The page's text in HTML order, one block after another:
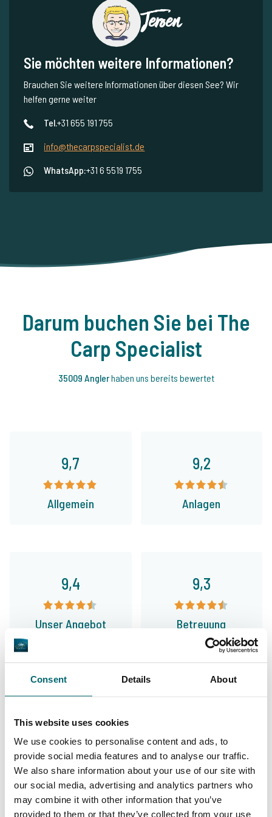
Consent Details About
This website uses cookies
We use cookies to personalise content and ads, to
provide social media features and to analyse our traffic.
We also share information about your use of our site with
our social media, advertising and analytics partners who
may combine it with other information that you’ve
provided to them or that they’ve collected from your use
Jeroen
Sie möchten weitere Informationen?
Brauchen Sie weitere Informationen über diesen See? Wir
helfen gerne weiter
Tel.+31 655 191 755
info@thecarpspecialist.de
WhatsApp:+31 6 5519 1755
Darum buchen Sie bei The
Carp Specialist
35009 Anglerhaben uns bereits bewertet
9,7
Allgemein
9,2
Anlagen
Von unseren Kunden
The Carp Specialist, nicht einfach nur ein
Name, sondern Programm. Dass dem so ist,
davon konnte ich mich selbst bereits über
viele Jahre hinweg überzeugen. Die Beratung
und der Service fangen hier nicht etwa erst
9,4
Unser Angebot
9,3
Betreuung